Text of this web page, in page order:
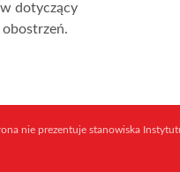
dotyczący
obostrzeń.
nie prezentuje stanowiska